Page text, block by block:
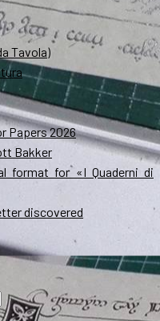
Tavola)
Papers 2026
Bakker
format for «I Quaderni di
discovered